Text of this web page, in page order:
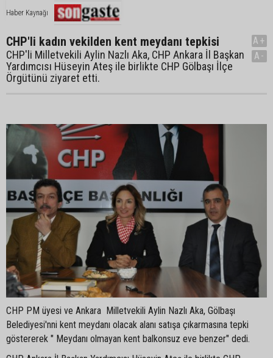
Haber Kaynağı
CHP'li kadın vekilden kent meydanı tepkisi
CHP'li Milletvekili Aylin Nazlı Aka, CHP Ankara İl Başkan
Yardımcısı Hüseyin Ateş ile birlikte CHP Gölbaşı İlçe
Örgütünü ziyaret etti.
A+
A-
CHP PM üyesi ve Ankara Milletvekili Aylin Nazlı Aka, Gölbaşı
Belediyesi'nni kent meydanı olacak alanı satışa çıkarmasına tepki
göstererek " Meydanı olmayan kent balkonsuz eve benzer" dedi.